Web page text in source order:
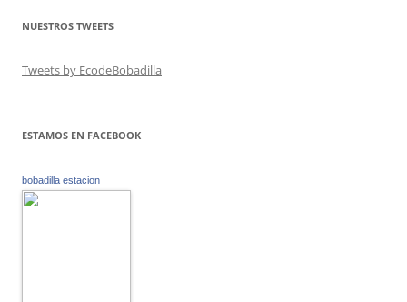
NUESTROS TWEETS
Tweets by EcodeBobadilla
ESTAMOS EN FACEBOOK
bobadilla estacion